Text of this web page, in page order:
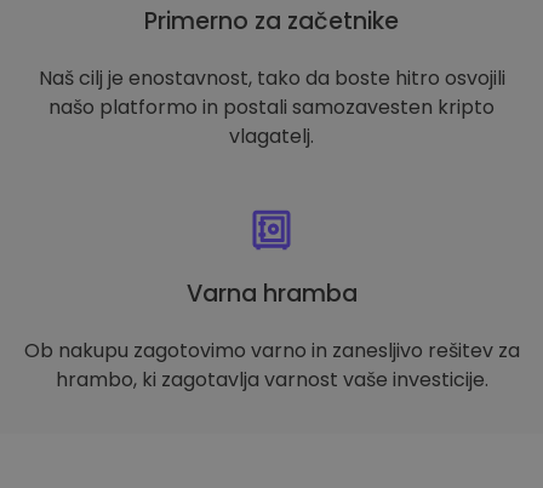
Primerno za začetnike
Naš cilj je enostavnost, tako da boste hitro osvojili
našo platformo in postali samozavesten kripto
vlagatelj.
Varna hramba
Ob nakupu zagotovimo varno in zanesljivo rešitev za
hrambo, ki zagotavlja varnost vaše investicije.